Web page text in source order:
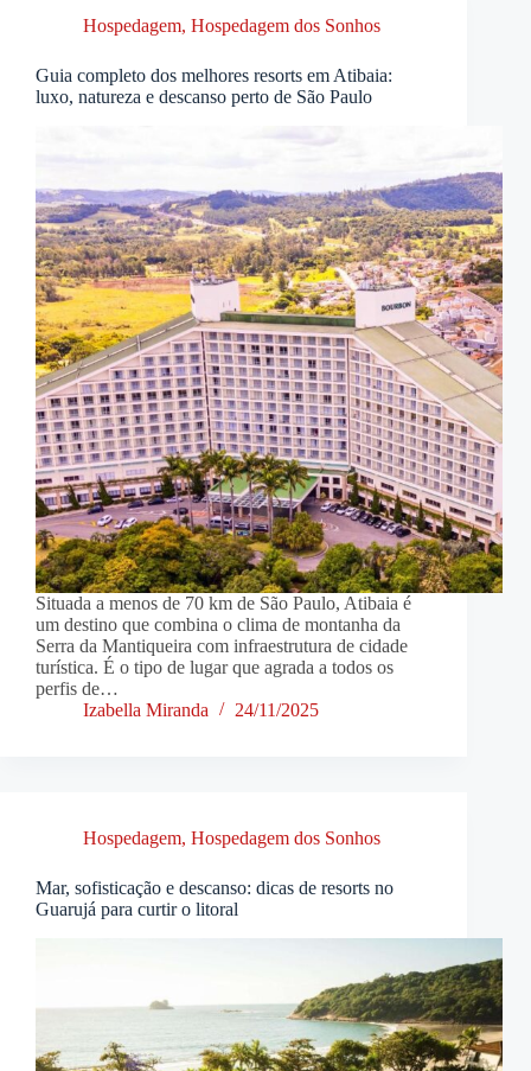
Hospedagem, Hospedagem dos Sonhos
Guia completo dos melhores resorts em Atibaia:
luxo, natureza e descanso perto de São Paulo
Situada a menos de 70 km de São Paulo, Atibaia é
um destino que combina o clima de montanha da
Serra da Mantiqueira com infraestrutura de cidade
turística. É o tipo de lugar que agrada a todos os
perfis de…
Izabella Miranda
24/11/2025
Hospedagem, Hospedagem dos Sonhos
Mar, sofisticação e descanso: dicas de resorts no
Guarujá para curtir o litoral